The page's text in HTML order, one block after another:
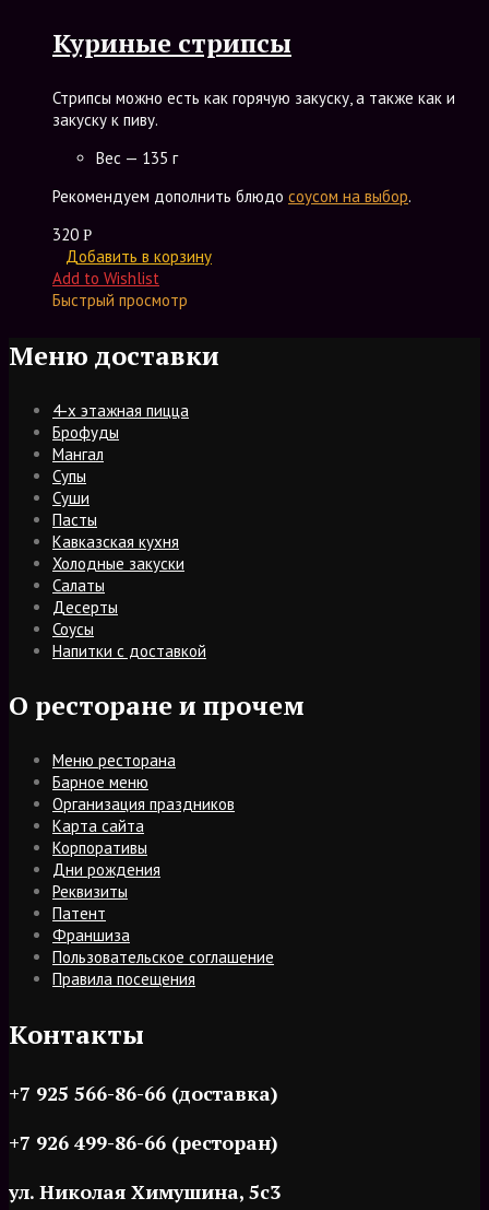
Куриные стрипсы
Стрипсы можно есть как горячую закуску, а также как и
закуску к пиву.
Вес — 135 г
Рекомендуем дополнить блюдо соусом на выбор.
320 Р
Добавить в корзину
Add to Wishlist
Быстрый просмотр
Меню доставки
4-х этажная пицца
Брофуды
Мангал
Супы
Суши
Пасты
Кавказская кухня
Холодные закуски
Салаты
Десерты
Соусы
Напитки с доставкой
О ресторане и прочем
Меню ресторана
Барное меню
Организация праздников
Карта сайта
Корпоративы
Дни рождения
Реквизиты
Патент
Франшиза
Пользовательское соглашение
Правила посещения
Контакты
+7 925 566-86-66 (доставка)
+7 926 499-86-66 (ресторан)
ул. Николая Химушина, 5c3